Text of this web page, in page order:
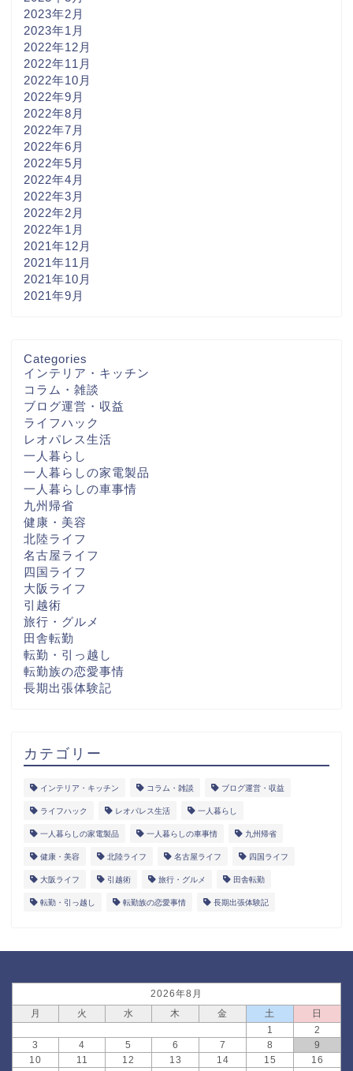
2023年2月
2023年1月
2022年12月
2022年11月
2022年10月
2022年9月
2022年8月
2022年7月
2022年6月
2022年5月
2022年4月
2022年3月
2022年2月
2022年1月
2021年12月
2021年11月
2021年10月
2021年9月
Categories
インテリア・キッチン
コラム・雑談
ブログ運営・収益
ライフハック
レオパレス生活
一人暮らし
一人暮らしの家電製品
一人暮らしの車事情
九州帰省
健康・美容
北陸ライフ
名古屋ライフ
四国ライフ
大阪ライフ
引越術
旅行・グルメ
田舎転勤
転勤・引っ越し
転勤族の恋愛事情
長期出張体験記
カテゴリー
インテリア・キッチン コラム・雑談 ブログ運営・収益
ライフハック レオパレス生活 一人暮らし
一人暮らしの家電製品 一人暮らしの車事情 九州帰省
健康・美容 北陸ライフ 名古屋ライフ 四国ライフ
大阪ライフ 引越術 旅行・グルメ 田舎転勤
転勤・引っ越し 転勤族の恋愛事情 長期出張体験記
2026年8月
月
火 水 木 金 土
日
1
2
3
4 5 6 7 8
9
10
11 12 13 14 15
16